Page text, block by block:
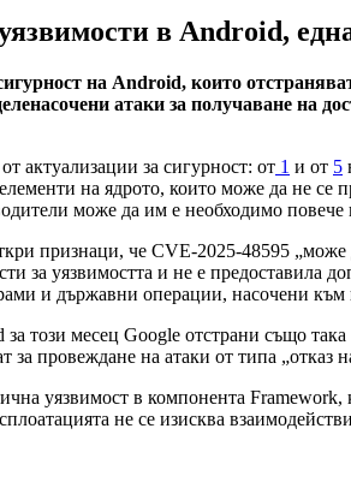
в Android,
на Android, които
атаки за получаване на
актуализации за сигурност: от 1 и от 5
на ядрото, които може да не се
може да им е необходимо
признаци, че CVE-2025-48595 „може
за уязвимостта и не е предоставила
и държавни операции, насочени към
този месец Google отстрани също
за провеждане на атаки от типа
уязвимост в компонента
не се изисква